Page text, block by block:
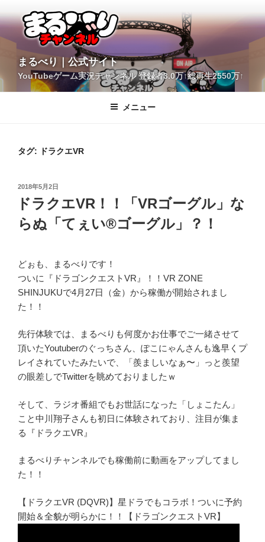
ン
テ
へ
ス
まるべり｜公式サイト
YouTubeゲーム実況チャンネル 登録者3.0万↑総再生2550万↑
メニュー
タグ: ドラクエVR
投
稿
日:
2018年5月2日
ドラクエVR！！「VRゴーグル」な
らぬ「てぇい®ゴーグル」？！
どぉも、まるべりです！
ついに『ドラゴンクエストVR』！！VR ZONE
SHINJUKUで4月27日（金）から稼働が開始されまし
た！！
先行体験では、まるべりも何度かお仕事でご一緒させて
頂いたYoutuberのぐっちさん、ぽこにゃんさんも逸早くプ
レイされていたみたいで、「羨ましいなぁ〜」っと羨望
の眼差しでTwitterを眺めておりましたｗ
そして、ラジオ番組でもお世話になった「しょこたん」
こと中川翔子さんも初日に体験されており、注目が集ま
る『ドラクエVR』
まるべりチャンネルでも稼働前に動画をアップしてまし
た！！
【ドラクエVR (DQVR)】星ドラでもコラボ！ついに予約
開始＆全貌が明らかに！！【ドラゴンクエストVR】